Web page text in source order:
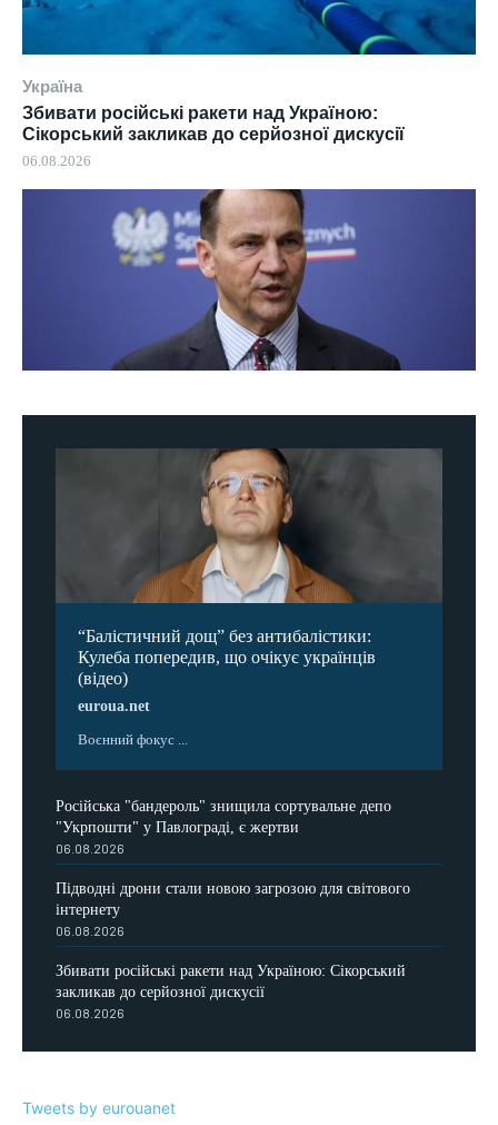
Україна
Збивати російські ракети над Україною:
Сікорський закликав до серйозної дискусії
06.08.2026
“Балістичний дощ” без антибалістики:
Кулеба попередив, що очікує українців
(відео)
euroua.net
Воєнний фокус ...
Російська "бандероль" знищила сортувальне депо
"Укрпошти" у Павлограді, є жертви
06.08.2026
Підводні дрони стали новою загрозою для світового
інтернету
06.08.2026
Збивати російські ракети над Україною: Сікорський
закликав до серйозної дискусії
06.08.2026
Tweets by eurouanet